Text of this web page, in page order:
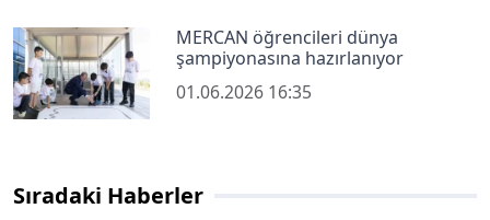
MERCAN öğrencileri dünya
şampiyonasına hazırlanıyor
01.06.2026 16:35
Sıradaki Haberler